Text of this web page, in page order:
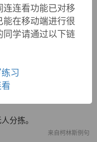
ofsort(v.).
分拣。
来自柯林斯例句
连看功能已对移
在移动端进行很
学请通过以下链
习